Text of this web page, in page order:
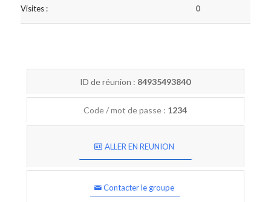
Visites : 0
ID de réunion : 84935493840
Code / mot de passe : 1234
ALLER EN REUNION
Contacter le groupe